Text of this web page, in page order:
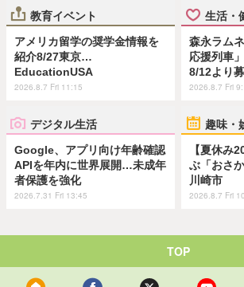
教育イベント
アメリカ留学の奨学金情報を
紹介8/27東京…
EducationUSA
2026.8.7 Fri 11:15
生活・
森永ラム
応援列車
8/12より
2026.8.7 Fri
デジタル生活
Google、アプリ向け年齢確認
APIを年内に世界展開…未成年
者保護を強化
2026.7.31 Fri 13:45
趣味・
【夏休み
ぶ「おさ
川崎市
2026.8.7 Fri
TOP